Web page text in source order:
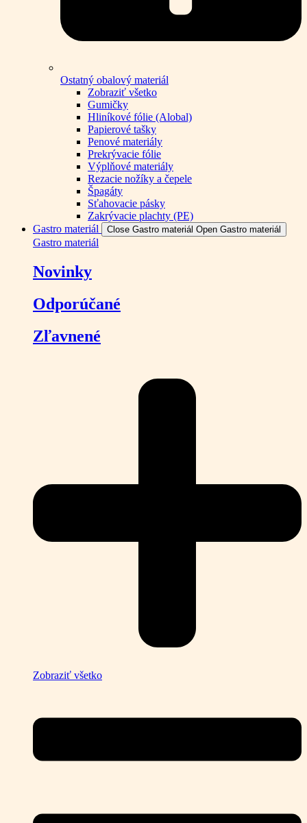
Ostatný obalový materiál
Zobraziť všetko
Gumičky
Hliníkové fólie (Alobal)
Papierové tašky
Penové materiály
Prekrývacie fólie
Výplňové materiály
Rezacie nožíky a čepele
Špagáty
Sťahovacie pásky
Zakrývacie plachty (PE)
Gastro materiál
Close Gastro materiál Open Gastro materiál
Gastro materiál
Novinky
Odporúčané
Zľavnené
Zobraziť všetko